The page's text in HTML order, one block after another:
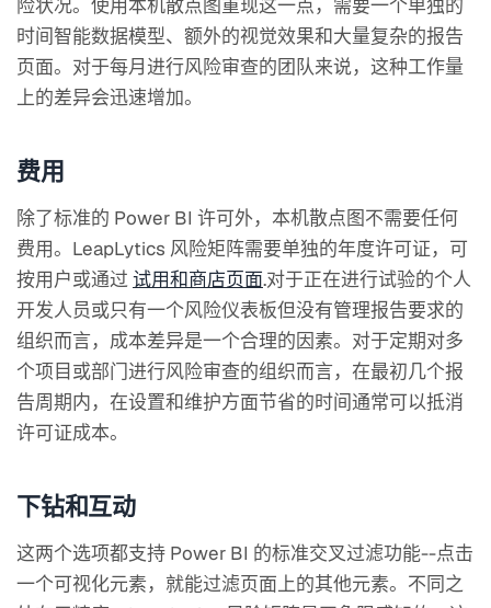
险状况。使用本机散点图重现这一点，需要一个单独的
时间智能数据模型、额外的视觉效果和大量复杂的报告
页面。对于每月进行风险审查的团队来说，这种工作量
上的差异会迅速增加。
费用
除了标准的 Power BI 许可外，本机散点图不需要任何
费用。LeapLytics 风险矩阵需要单独的年度许可证，可
按用户或通过试用和商店页面.对于正在进行试验的个人
开发人员或只有一个风险仪表板但没有管理报告要求的
组织而言，成本差异是一个合理的因素。对于定期对多
个项目或部门进行风险审查的组织而言，在最初几个报
告周期内，在设置和维护方面节省的时间通常可以抵消
许可证成本。
下钻和互动
这两个选项都支持 Power BI 的标准交叉过滤功能--点击
一个可视化元素，就能过滤页面上的其他元素。不同之